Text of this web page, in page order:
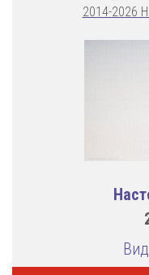
2014-2026